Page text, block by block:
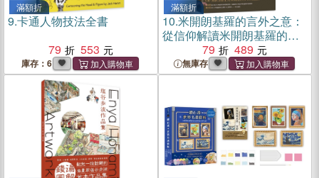
滿額折
9.卡通人物技法全書
79
553
庫存：6
滿額折
10.米開朗基羅的言外之意：
從信仰解讀米開朗基羅的作
79 489
無庫存